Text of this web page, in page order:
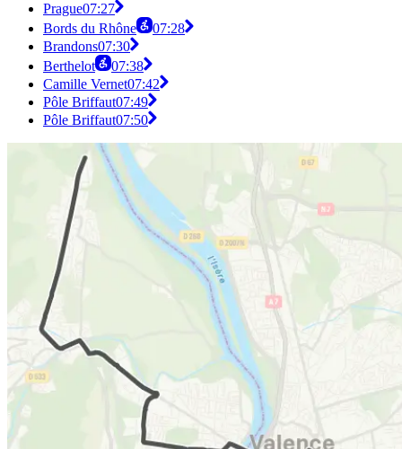
Prague07:27
Bords du Rhône
07:28
Brandons07:30
Berthelot
07:38
Camille Vernet07:42
Pôle Briffaut07:49
Pôle Briffaut07:50